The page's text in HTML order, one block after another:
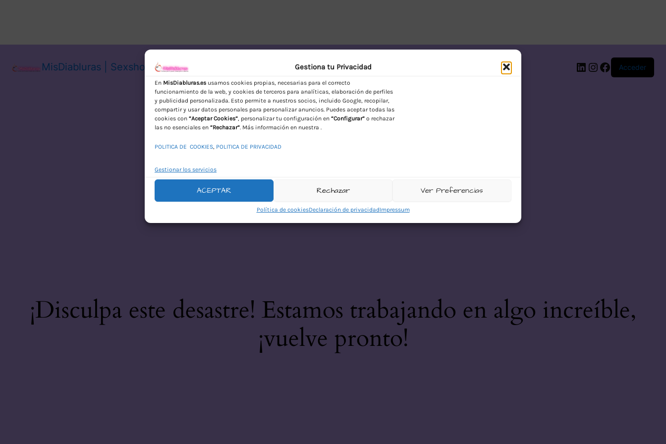
Gestiona tu Privacidad
En MisDiabluras.es usamos cookies propias, necesarias para el correcto
funcionamiento de la web, y cookies de terceros para analíticas, elaboración de perfiles
y publicidad personalizada. Esto permite a nuestros socios, incluido Google, recopilar,
compartir y usar datos personales para personalizar anuncios. Puedes aceptar todas las
cookies con “Aceptar Cookies”, personalizar tu configuración en “Configurar” o rechazar
las no esenciales en “Rechazar”. Más información en nuestra .
POLITICA DE COOKIES, POLITICA DE PRIVACIDAD
Gestionar los servicios
ACEPTAR Rechazar Ver Preferencias
Política de cookiesDeclaración de privacidadImpressum
MisDiabluras | Sexshop Online con Envío Discreto en España
LinkedIn
Instagram
Facebook
Acceder
¡Disculpa este desastre! Estamos trabajando en algo increíble,
¡vuelve pronto!